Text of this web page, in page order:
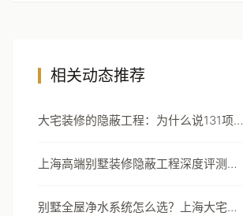
相关动态推荐
大宅装修的隐蔽工程：为什么说131项工
上海高端别墅装修隐蔽工程深度评测：
别墅全屋净水系统怎么选？上海大宅的